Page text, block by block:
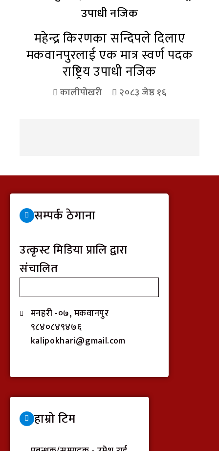
महेन्द्र किरणका सन्दिपले दिलाए
मकवानपुरलाई एक मात्र स्वर्ण पदक
राष्ट्रिय उपाधी नजिक
कालीपोखरी २०८३ जेष्ठ १६
सम्पर्क ठेगाना
उत्कृस्ट मिडिया प्रालि द्वारा
संचालित
मनहरी -०७, मकवानपुर
९८४०८४९४७६
kalipokhari@gmail.com
हाम्रो टिम